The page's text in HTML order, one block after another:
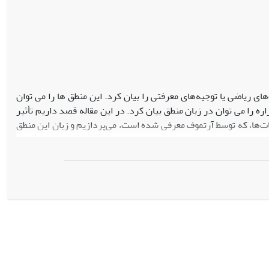
منطق های توجیه خانواده ای از منطق‌ها هستند که در زبان آن ها می توان اثبات‌های ریاضی یا توجیه‎‌های معرفتی را بیان کرد. این منطق ها را می توان
را می توان در زبان منطق بیان کرد. در این مقاله قصد داریم تأثیر
که توسط آرتموف معرفی شده است، می‌پردازیم و زبان این منطق
های منظم موجود در این منطق را (به جز عملگر تکرار) به زبان
موجه و عمل ها هم زمان صحبت کنیم. پس از معرفی یک دستگاه
تمامیت را با استفاده از مدل‌های کانونی اثبات می‌کنیم.